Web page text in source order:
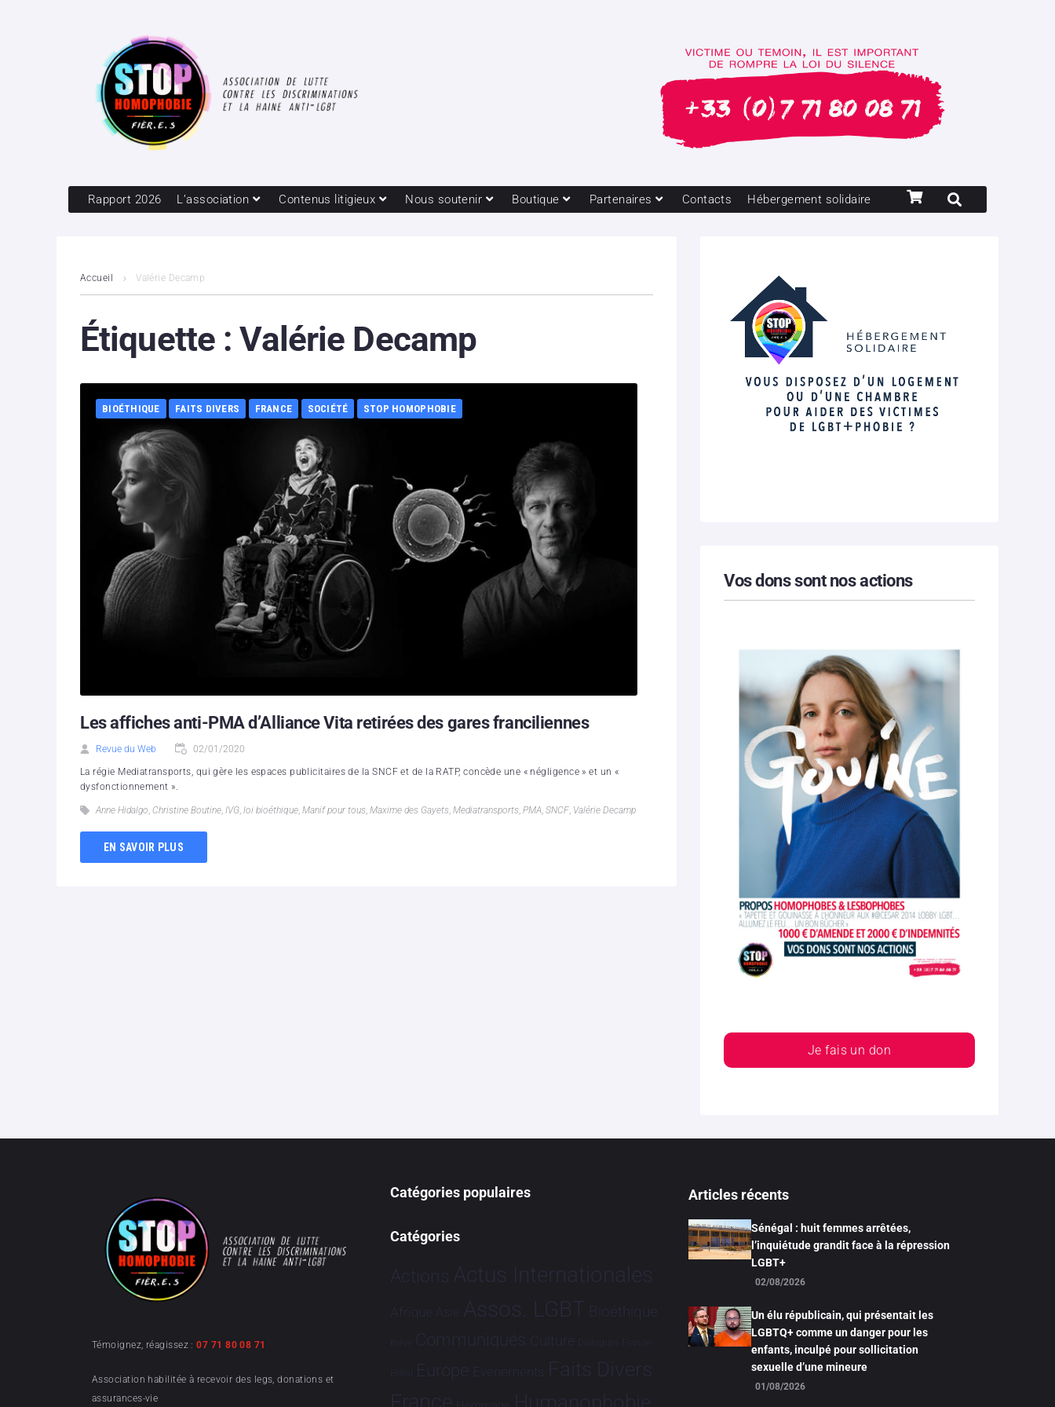
Rapport 2026 L’association Contenus litigieux Nous soutenir Boutique Partenaires Contacts Hébergement solidaire
Accueil Valérie Decamp
Étiquette :Valérie Decamp
BIOÉTHIQUE FAITS DIVERS FRANCE SOCIÉTÉ STOP HOMOPHOBIE
Les affiches anti-PMA d’Alliance Vita retirées des gares franciliennes
Revue du Web 02/01/2020
La régie Mediatransports, qui gère les espaces publicitaires de la SNCF et de la RATP, concède une « négligence » et un «
dysfonctionnement ».
Anne Hidalgo, Christine Boutine, IVG, loi bioéthique, Manif pour tous, Maxime des Gayets, Mediatransports, PMA, SNCF, Valérie Decamp
EN SAVOIR PLUS
Vos dons sont nos actions
Je fais un don
Témoignez, réagissez :07 71 80 08 71
Association habilitée à recevoir des legs, donations et
assurances-vie
Catégories populaires
Catégories
Actions Actus Internationales
Afrique Asie Assos. LGBT Bioéthique
Brève Communiqués Culture Dialogues France-
Brésil Europe Evénements Faits Divers
Humanophobie
Articles récents
Sénégal : huit femmes arrêtées,
l’inquiétude grandit face à la répression
LGBT+
02/08/2026
Un élu républicain, qui présentait les
LGBTQ+ comme un danger pour les
enfants, inculpé pour sollicitation
sexuelle d’une mineure
01/08/2026